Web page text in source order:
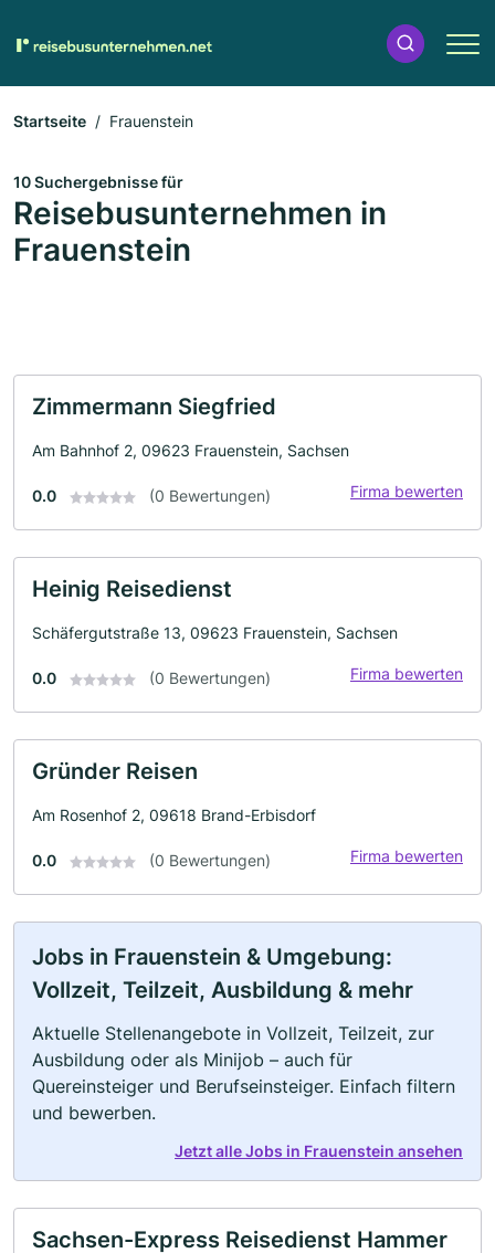
Startseite Frauenstein
10 Suchergebnisse für
Reisebusunternehmen in
Frauenstein
Zimmermann Siegfried
Am Bahnhof 2, 09623 Frauenstein, Sachsen
0.0 (0 Bewertungen) Firma bewerten
Heinig Reisedienst
Schäfergutstraße 13, 09623 Frauenstein, Sachsen
0.0 (0 Bewertungen) Firma bewerten
Gründer Reisen
Am Rosenhof 2, 09618 Brand-Erbisdorf
0.0 (0 Bewertungen) Firma bewerten
Jobs in Frauenstein & Umgebung:
Vollzeit, Teilzeit, Ausbildung & mehr
Aktuelle Stellenangebote in Vollzeit, Teilzeit, zur
Ausbildung oder als Minijob – auch für
Quereinsteiger und Berufseinsteiger. Einfach filtern
und bewerben.
Jetzt alle Jobs in Frauenstein ansehen
Sachsen-Express Reisedienst Hammer